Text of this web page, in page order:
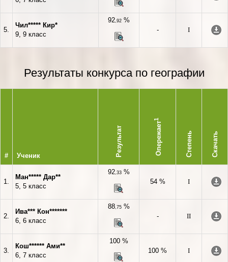
5.
Чил***** Кир*
9, 9 класс
92,92 %
-
I
Результаты конкурса по географии
# Ученик Результат Опережает
1
Степень Скачать
1.
Ман***** Дар**
5, 5 класс
92,33%
54 %
I
2.
Ива*** Кон*******
6, 6 класс
88,75%
-
II
3.
Кош****** Ами**
6, 7 класс
100 %
100 %
I